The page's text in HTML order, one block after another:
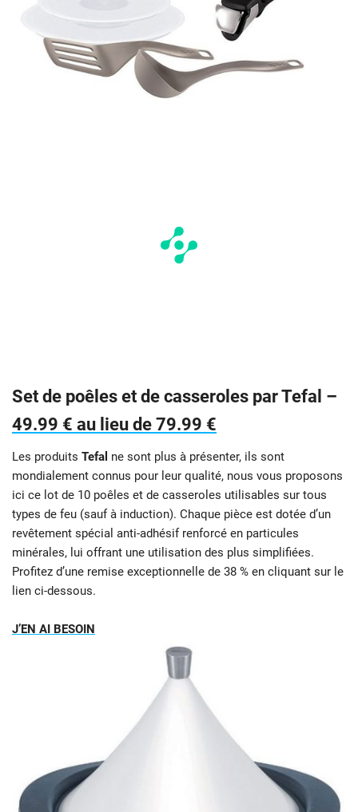
Set de poêles et de casseroles par Tefal –
49.99 € au lieu de 79.99 €
Les produits Tefal ne sont plus à présenter, ils sont
mondialement connus pour leur qualité, nous vous proposons
ici ce lot de 10 poêles et de casseroles utilisables sur tous
types de feu (sauf à induction). Chaque pièce est dotée d’un
revêtement spécial anti-adhésif renforcé en particules
minérales, lui offrant une utilisation des plus simplifiées.
Profitez d’une remise exceptionnelle de 38 % en cliquant sur le
lien ci-dessous.
J’EN AI BESOIN